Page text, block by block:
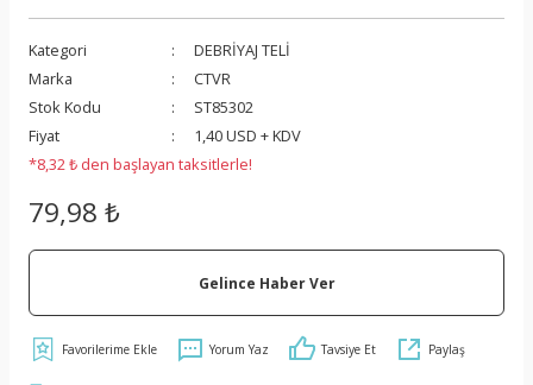
Kategori
DEBRİYAJ TELİ
Marka
CTVR
Stok Kodu
ST85302
Fiyat
1,40 USD + KDV
*8,32 ₺ den başlayan taksitlerle!
79,98 ₺
Gelince Haber Ver
Yorum Yaz Tavsiye Et Paylaş